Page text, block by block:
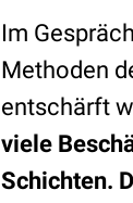
Im
Methoden
entschärft
viele
Schichten.